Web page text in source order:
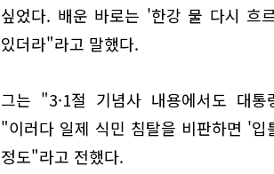
싶었다. 배운 바로는 '한강 물 다시 흐
있더라"라고 말했다.
그는 "3·1절 기념사 내용에서도 대
"이러다 일제 식민 침탈을 비판하면 '
정도"라고 전했다.